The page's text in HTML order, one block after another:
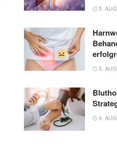
5.
5.
4.